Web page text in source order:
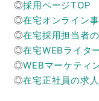
◎採用ページTOP
◎在宅オンライン
◎在宅採用担当者
◎在宅WEBライタ
◎WEBマーケティ
◎在宅正社員の求